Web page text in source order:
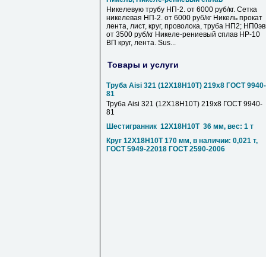
Никелевую трубу НП-2. от 6000 руб/кг. Сетка
никелевая НП-2. от 6000 руб/кг Никель прокат
лента, лист, круг, проволока, труба НП2;
от 3500 руб/кг Никеле-рениевый сплав НР-10
ВП круг, лента. Sus...
Товары и услуги
Труба Aisi 321 (12Х18Н10Т) 219х8 ГОСТ 9940-
81
Труба Aisi 321 (12Х18Н10Т) 219х8 ГОСТ 9940-
81
Шестигранник 12Х18Н10Т 36 мм, вес: 1 т
Круг 12Х18Н10Т 170 мм, в наличии: 0,021 т,
ГОСТ 5949-22018 ГОСТ 2590-2006